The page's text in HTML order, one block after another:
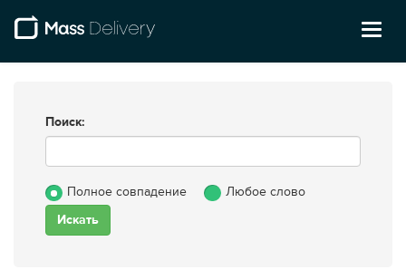
Поиск:
Полное совпадение Любое слово